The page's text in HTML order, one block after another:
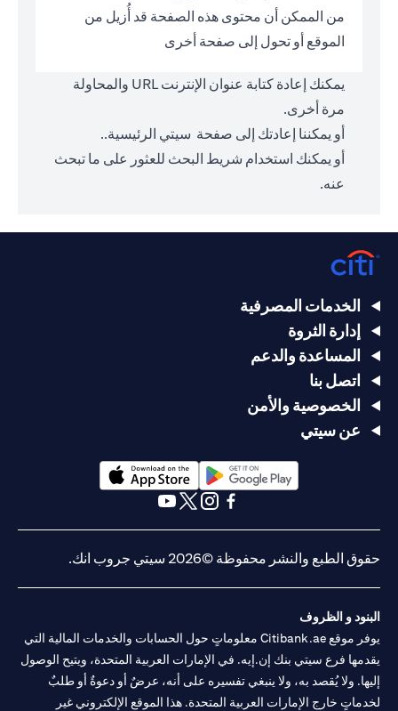
من الممكن أن محتوى هذه الصفحة قد أُزيل من
الموقع أو تحول إلى صفحة أخرى
يمكنك إعادة كتابة عنوان الإنترنت URL والمحاولة
مرة أخرى.
أو يمكننا إعادتك إلى صفحة سيتي الرئيسية..
أو يمكنك استخدام شريط البحث للعثور على ما تبحث
عنه.
الخدمات المصرفية
إدارة الثروة
المساعدة والدعم
اتصل بنا
الخصوصية والأمن
عن سيتي
(opens in a new tab)
حقوق الطبع والنشر محفوظة ©2026 سيتي جروب انك.
البنود و الظروف
يوفر موقع Citibank.ae معلوماتٍ حول الحسابات والخدمات المالية التي
يقدمها فرع سيتي بنك إن.إيه. في الإمارات العربية المتحدة، ويتيح الوصول
إليها. ولا يُقصد به، ولا ينبغي تفسيره على أنه، عرضٌ أو دعوةٌ أو طلبٌ
لخدماتٍ خارج الإمارات العربية المتحدة. هذا الموقع الإلكتروني غير